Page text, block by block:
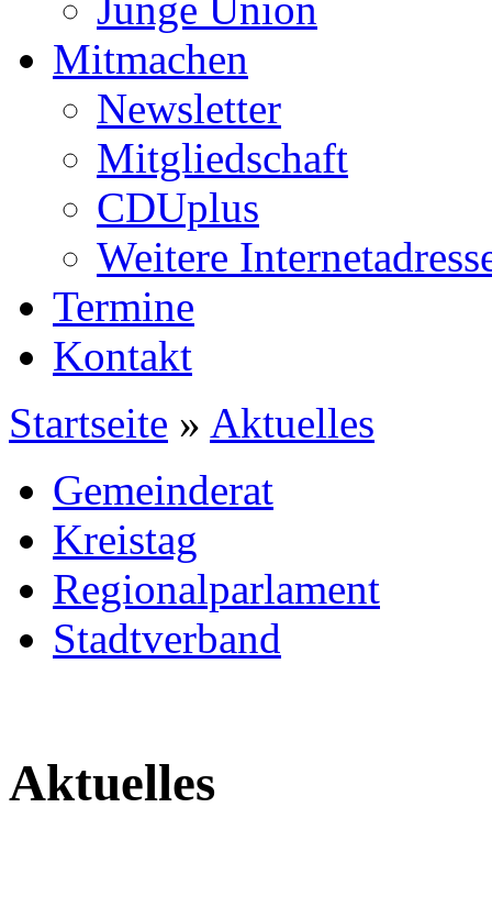
Mitmachen
Newsletter
Mitgliedschaft
CDUplus
Weitere
Termine
Kontakt
Startseite » Aktuelles
Gemeinderat
Kreistag
Regionalparlament
Stadtverband
Aktuelles